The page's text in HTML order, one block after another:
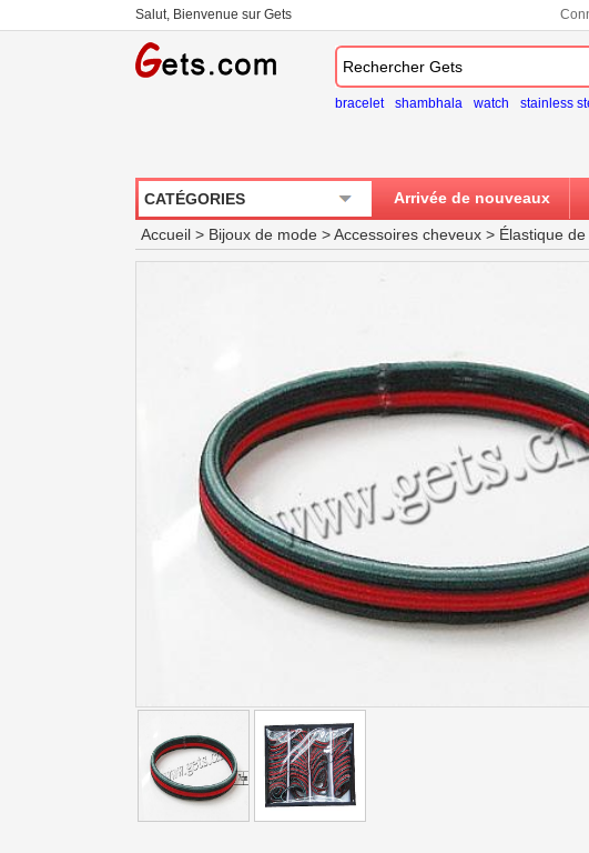
Salut, Bienvenue sur Gets
bracelet shambhala watch stainless
CATÉGORIES Arrivée de nouveaux
Accueil > Bijoux de mode >Accessoires cheveux > Élastique